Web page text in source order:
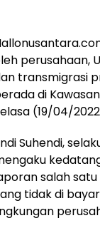
perusahaan,
transmigrasi
di
(19/04/
Suhendi,
salah
tidak di
Hukum
Tega! Terkuak
Sosok Terduga
Pembunuh Lansia
di Deli Serdang
Polisi Tetangga
Korban